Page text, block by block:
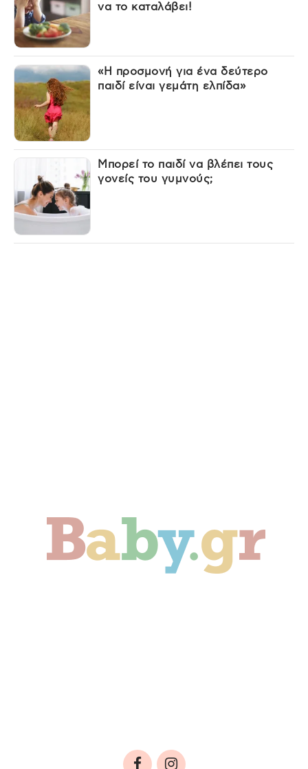
να το καταλάβει!
«Η προσμονή για ένα δεύτερο
παιδί είναι γεμάτη ελπίδα»
Μπορεί το παιδί να βλέπει τους
γονείς του γυμνούς;